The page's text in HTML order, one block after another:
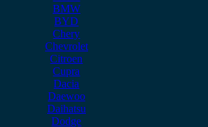
BMW
BYD
Chery
Chevrolet
Citroen
Cupra
Dacia
Daewoo
Daihatsu
Dodge